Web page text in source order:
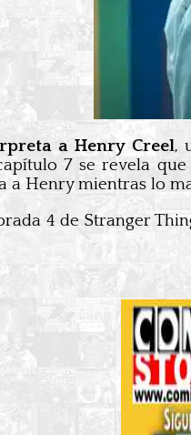
a Henry Creel,
7 se revela
a Henry mientras lo
4 de Stranger